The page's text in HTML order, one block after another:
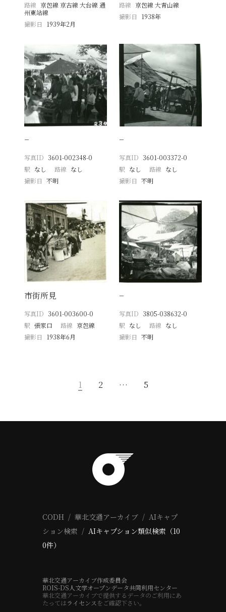
路線 京包線 京古線 大台線 通
州東站線
撮影日
1939年2月
路線 京包線 大青山線
撮影日
1938年
−
写真ID 3601-002348-0
駅 なし 路線 なし
撮影日
不明
−
写真ID 3601-003372-0
駅 なし 路線 なし
撮影日 不明
市街所見
写真ID 3601-003600-0
駅 張家口 路線 京包線
撮影日
1938年6月
−
写真ID 3805-038632-0
駅 なし 路線 なし
撮影日 不明
1 2 … 5
CODH 華北交通アーカイブ
AIキャプ
ション検索
AIキャプション類似検索（10
0件）
華北交通アーカイブ作成委員会
ROIS-DS人文学オープンデータ共同利用センター
華北交通アーカイブで提供するデータのご利用にあ
たってはライセンス をご確認下さい。